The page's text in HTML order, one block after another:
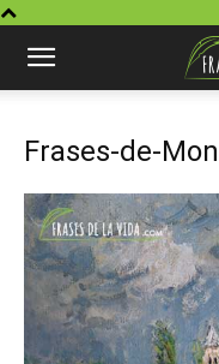
Frases-de-